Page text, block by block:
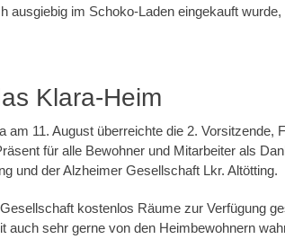
ausgiebig im Schoko-Laden eingekauft
Klara-Heim
11. August überreichte die 2. Vorsitzende,
für alle Bewohner und Mitarbeiter als
und der Alzheimer Gesellschaft Lkr. Altötting.
kostenlos Räume zur Verfügung
auch sehr gerne von den Heimbewohnern